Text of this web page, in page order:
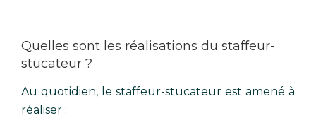
Quelles sont les réalisations du staffeur-
stucateur ?
Au quotidien, le staffeur-stucateur est amené à
réaliser :